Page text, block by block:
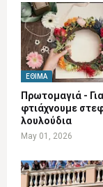
ΈΘΙΜΑ
Πρωτομαγιά -
φτιάχνουμε
λουλούδια
May 01, 2026